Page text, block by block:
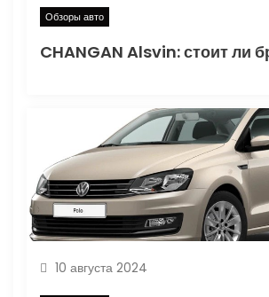
с
я
Обзоры авто
10 августа 2024